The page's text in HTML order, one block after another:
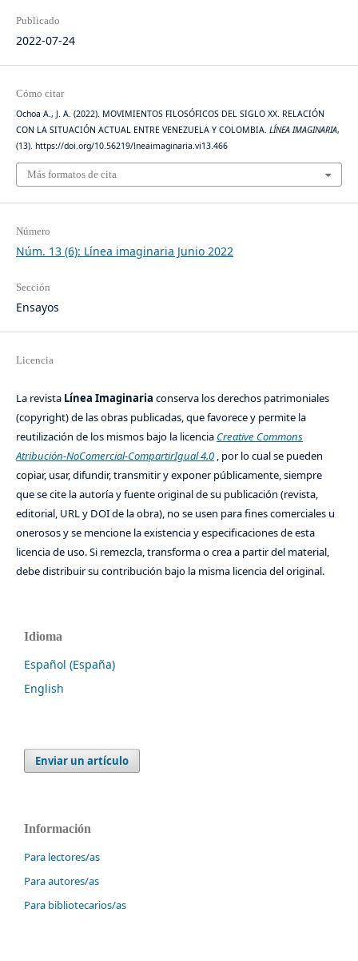
Publicado
2022-07-24
Cómo citar
Ochoa A., J. A. (2022). MOVIMIENTOS FILOSÓFICOS DEL SIGLO XX. RELACIÓN
CON LA SITUACIÓN ACTUAL ENTRE VENEZUELA Y COLOMBIA. LÍNEA IMAGINARIA,
(13). https://doi.org/10.56219/lneaimaginaria.vi13.466
Más formatos de cita
Número
Núm. 13 (6): Línea imaginaria Junio 2022
Sección
Ensayos
Licencia
La revista Línea Imaginaria conserva los derechos patrimoniales
(copyright) de las obras publicadas, que favorece y permite la
reutilización de los mismos bajo la licencia Creative Commons
Atribución-NoComercial-CompartirIgual 4.0, por lo cual se pueden
copiar, usar, difundir, transmitir y exponer públicamente, siempre
que se cite la autoría y fuente original de su publicación (revista,
editorial, URL y DOI de la obra), no se usen para fines comerciales u
onerosos y se mencione la existencia y especificaciones de esta
licencia de uso. Si remezcla, transforma o crea a partir del material,
debe distribuir su contribución bajo la misma licencia del original.
Idioma
Español (España)
English
Enviar un artículo
Información
Para lectores/as
Para autores/as
Para bibliotecarios/as